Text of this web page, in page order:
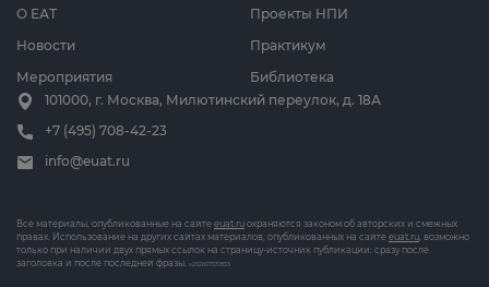
О ЕАТ
Новости
Мероприятия
Проекты НПИ
Практикум
Библиотека
101000, г. Москва, Милютинский переулок, д. 18А
+7 (495) 708-42-23
info@euat.ru
Все материалы, опубликованные на сайте euat.ru охраняются законом об авторских и смежных
правах. Использование на других сайтах материалов, опубликованных на сайте euat.ru, возможно
только при наличии двух прямых ссылок на страницу-источник публикации: сразу после
заголовка и после последней фразы. v202607031833